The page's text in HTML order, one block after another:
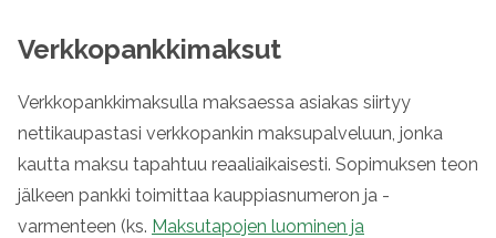
Verkkopankkimaksut
Verkkopankkimaksulla maksaessa asiakas siirtyy
nettikaupastasi verkkopankin maksupalveluun, jonka
kautta maksu tapahtuu reaaliaikaisesti. Sopimuksen teon
jälkeen pankki toimittaa kauppiasnumeron ja -
varmenteen (ks. Maksutapojen luominen ja